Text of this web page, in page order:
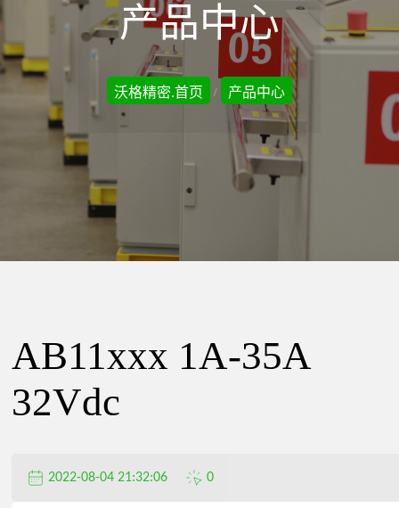
格
精
电
器
有
限
产品中心
沃格精密.首页 / 产品中心
AB11xxx 1A-35A
32Vdc
2022-08-04 21:32:06 0